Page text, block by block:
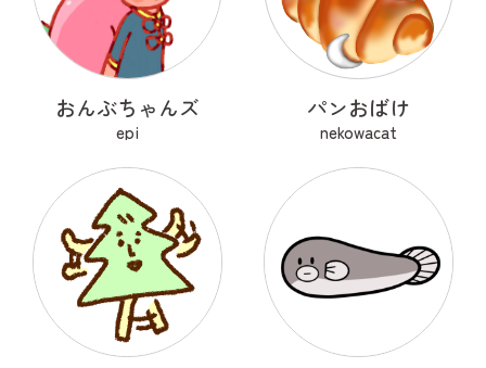
おんぶちゃんズ
epi
パンおばけ
nekowacat